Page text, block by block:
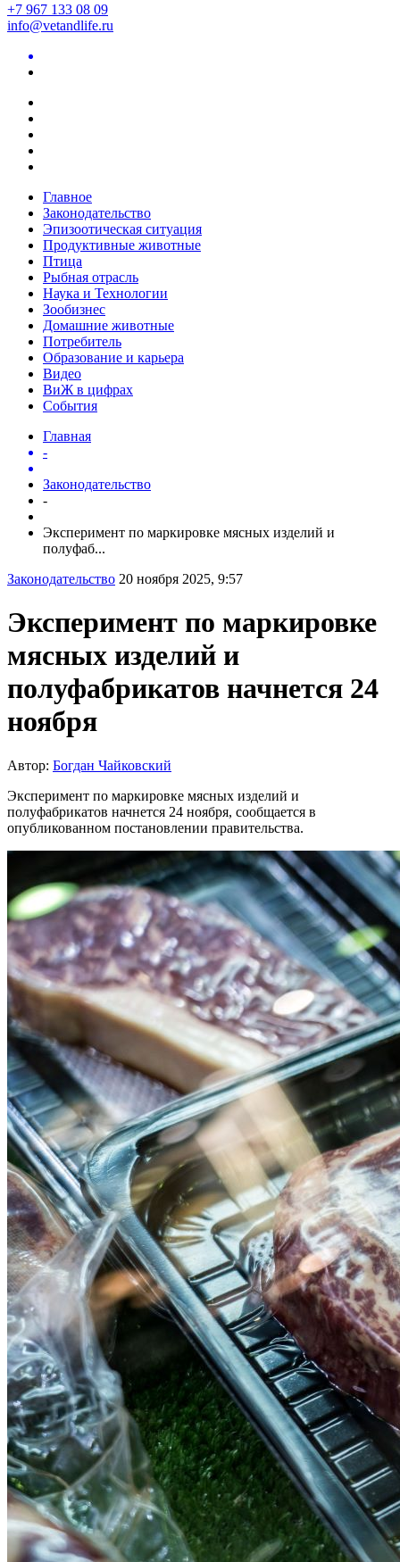
+7 967 133 08 09
info@vetandlife.ru
Главное
Законодательство
Эпизоотическая ситуация
Продуктивные животные
Птица
Рыбная отрасль
Наука и Технологии
Зообизнес
Домашние животные
Потребитель
Образование и карьера
Видео
ВиЖ в цифрах
События
Главная
-
Законодательство
-
Эксперимент по маркировке мясных изделий и
полуфаб...
Законодательство 20 ноября 2025, 9:57
Эксперимент по маркировке
мясных изделий и
полуфабрикатов начнется 24
ноября
Автор: Богдан Чайковский
Эксперимент по маркировке мясных изделий и
полуфабрикатов начнется 24 ноября, сообщается в
опубликованном постановлении правительства.